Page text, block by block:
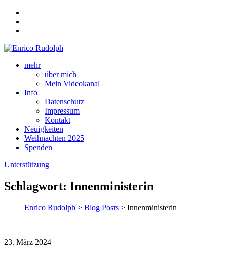
mehr
über mich
Mein Videokanal
Info
Datenschutz
Impressum
Kontakt
Neuigkeiten
Weihnachten 2025
Spenden
Unterstützung
Schlagwort: Innenministerin
Enrico Rudolph > Blog Posts > Innenministerin
23. März 2024